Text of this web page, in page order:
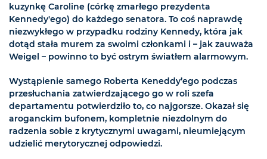
kuzynkę Caroline (córkę zmarłego prezydenta
Kennedy'ego) do każdego senatora. To coś naprawdę
niezwykłego w przypadku rodziny Kennedy, która jak
dotąd stała murem za swoimi członkami i – jak zauważa
Weigel – powinno to być ostrym światłem alarmowym.
Wystąpienie samego Roberta Keneddy’ego podczas
przesłuchania zatwierdzającego go w roli szefa
departamentu potwierdziło to, co najgorsze. Okazał się
aroganckim bufonem, kompletnie niezdolnym do
radzenia sobie z krytycznymi uwagami, nieumiejącym
udzielić merytorycznej odpowiedzi.